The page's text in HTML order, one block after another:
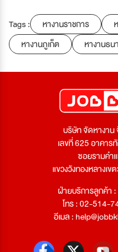
Tags : หางานราชการ
หางานภูเก็ต
หางานธน
บริษัท จัดหางาน
เลขที่ 625 อาคาร
ซอยรามคำ
แขวงวังทองหลางเ
ฝ่ายบริการลูกค้า
โทร : 02-514-
อีเมล :